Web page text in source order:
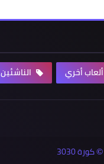
ألعاب أخري الناشئين
©كورة 3030